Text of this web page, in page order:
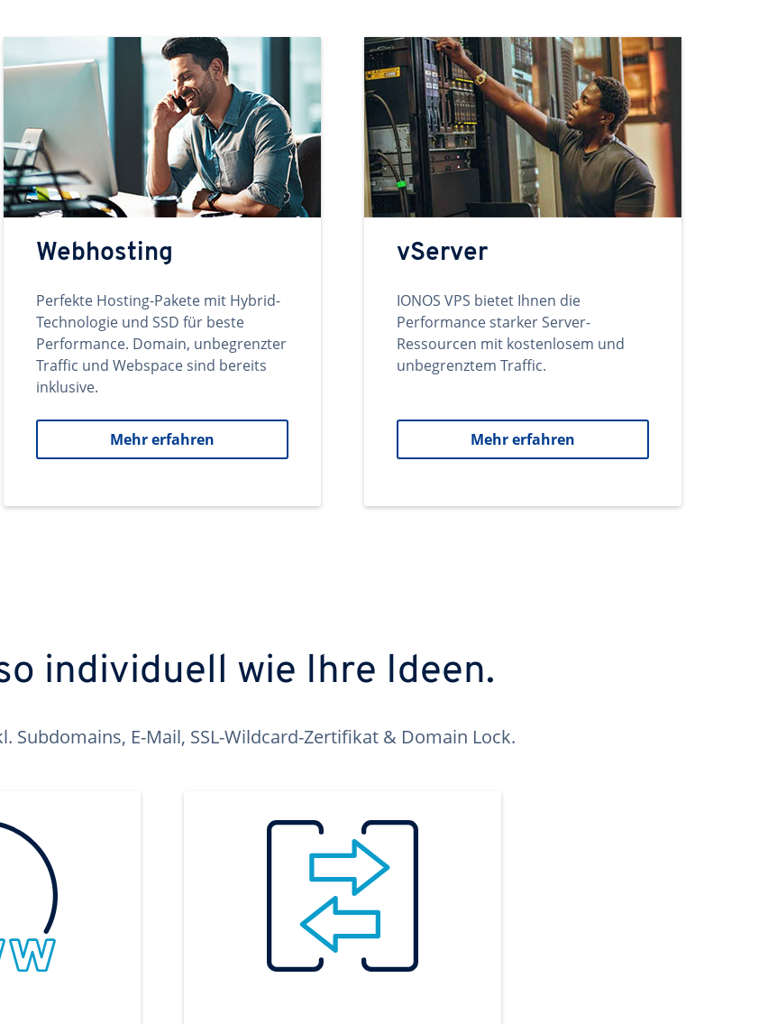
Webhosting
Perfekte Hosting-Pakete mit Hybrid-
Technologie und SSD für beste
Performance. Domain, unbegrenzter
Traffic und Webspace sind bereits
inklusive.
Mehr erfahren
vServer
IONOS VPS bietet Ihnen die
Performance starker Server-
Ressourcen mit kostenlosem und
unbegrenztem Traffic.
Mehr erfahren
individuell wie Ihre Ideen.
Subdomains, E-Mail, SSL-Wildcard-Zertifikat & Domain Lock.